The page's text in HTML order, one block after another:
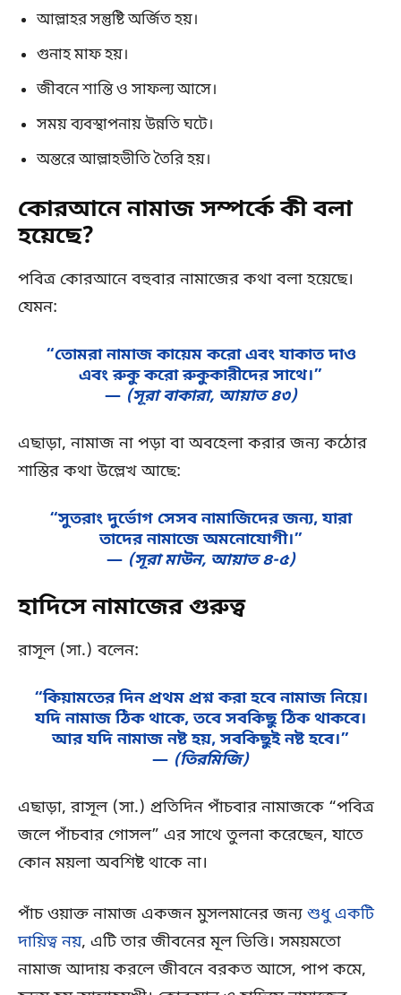
আল্লাহর সন্তুষ্টি অর্জিত হয়।
গুনাহ মাফ হয়।
জীবনে শান্তি ও সাফল্য আসে।
সময় ব্যবস্থাপনায় উন্নতি ঘটে।
অন্তরে আল্লাহভীতি তৈরি হয়।
কোরআনে নামাজ সম্পর্কে কী বলা
হয়েছে?
পবিত্র কোরআনে বহুবার নামাজের কথা বলা হয়েছে।
যেমন:
“তোমরা নামাজ কায়েম করো এবং যাকাত দাও
এবং রুকু করো রুকুকারীদের সাথে।”
— (সূরা বাকারা, আয়াত ৪৩)
এছাড়া, নামাজ না পড়া বা অবহেলা করার জন্য কঠোর
শাস্তির কথা উল্লেখ আছে:
“সুতরাং দুর্ভোগ সেসব নামাজিদের জন্য, যারা
তাদের নামাজে অমনোযোগী।”
— (সূরা মাউন, আয়াত ৪-৫)
হাদিসে নামাজের গুরুত্ব
রাসূল (সা.) বলেন:
“কিয়ামতের দিন প্রথম প্রশ্ন করা হবে নামাজ নিয়ে।
যদি নামাজ ঠিক থাকে, তবে সবকিছু ঠিক থাকবে।
আর যদি নামাজ নষ্ট হয়, সবকিছুই নষ্ট হবে।”
— (তিরমিজি)
এছাড়া, রাসূল (সা.) প্রতিদিন পাঁচবার নামাজকে “পবিত্র
জলে পাঁচবার গোসল” এর সাথে তুলনা করেছেন, যাতে
কোন ময়লা অবশিষ্ট থাকে না।
পাঁচ ওয়াক্ত নামাজ একজন মুসলমানের জন্য শুধু একটি
দায়িত্ব নয়, এটি তার জীবনের মূল ভিত্তি। সময়মতো
নামাজ আদায় করলে জীবনে বরকত আসে, পাপ কমে,